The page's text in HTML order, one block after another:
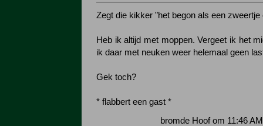
Zegt die kikker "het begon als een zweertje
Heb ik altijd met moppen. Vergeet ik het
ik daar met neuken weer helemaal geen
Gek toch?
* flabbert een gast *
bromde Hoof om 11:46